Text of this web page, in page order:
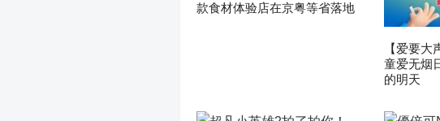
款食材体验店在京粤等省落地
【爱要
童爱无烟
的明天